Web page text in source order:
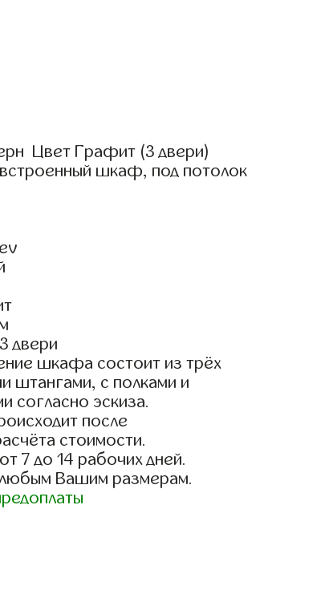
Цвет Графит (3 двери)
шкаф, под потолок
двери
шкафа состоит из трёх
штангами, с полками и
согласно эскиза.
после
стоимости.
7 до 14 рабочих дней.
Вашим размерам.